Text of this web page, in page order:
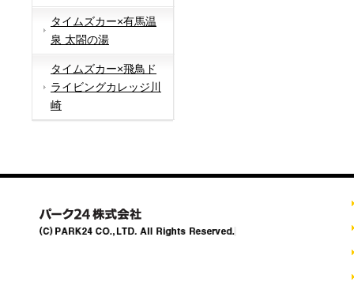
タイムズカー×有馬温
泉 太閤の湯
タイムズカー×飛鳥ド
ライビングカレッジ川
崎